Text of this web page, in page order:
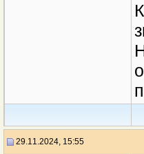
29.11.2024, 15:55